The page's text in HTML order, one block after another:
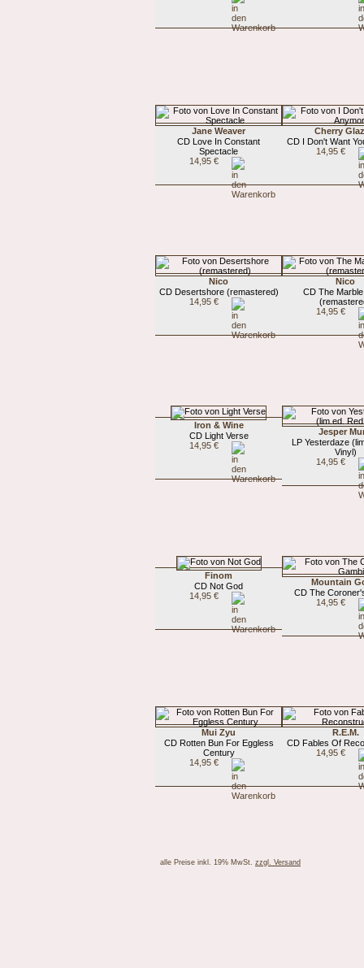
Jane Weaver
CD Love In Constant
Spectacle
14,95 €
Cherry
CD I Don't Want
14,95 €
Nico
CD Desertshore (remastered)
14,95 €
Nico
CD The
14,95 €
Iron & Wine
CD Light Verse
14,95 €
Jesper
LP Yesterdaze
Vinyl)
14,95 €
Finom
CD Not God
14,95 €
Mountain
CD The
14,95 €
Mui Zyu
CD Rotten Bun For Eggless
Century
14,95 €
R.E.M.
CD Fables Of
14,95 €
alle Preise inkl. 19% MwSt. zzgl. Versand